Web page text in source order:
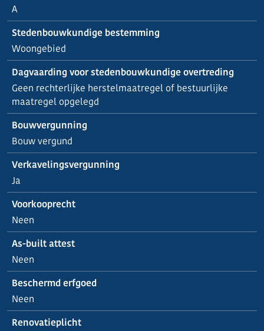
A
Stedenbouwkundige bestemming
Woongebied
Dagvaarding voor stedenbouwkundige overtreding
Geen rechterlijke herstelmaatregel of bestuurlijke
maatregel opgelegd
Bouwvergunning
Bouw vergund
Verkavelingsvergunning
Ja
Voorkooprecht
Neen
As-built attest
Neen
Beschermd erfgoed
Neen
Renovatieplicht